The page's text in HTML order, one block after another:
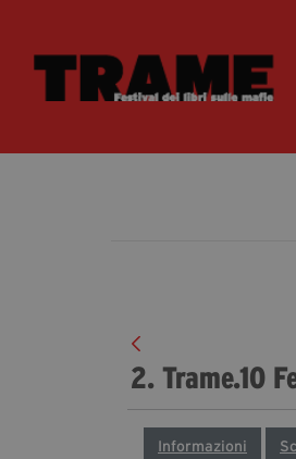
2. Trame.10
Informazioni